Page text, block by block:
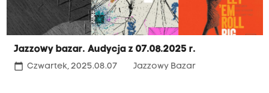
Jazzowy bazar. Audycja z 07.08.2025 r.
calendar_today Czwartek, 2025.08.07 Jazzowy Bazar